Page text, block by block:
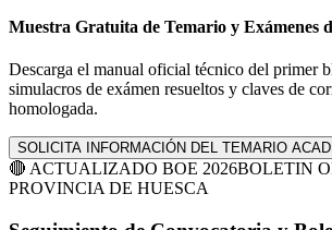
Muestra Gratuita de Temario y Exámenes
Descarga el manual oficial técnico del primer
simulacros de exámen resueltos y claves de
homologada.
SOLICITA INFORMACIÓN DEL TEMARIO
🔴 ACTUALIZADO BOE 2026